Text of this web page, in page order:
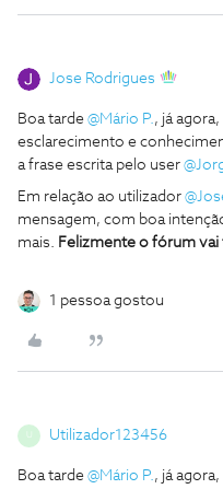
Jose Rodrigues
Boa tarde @Mário P., já
esclarecimento e
a frase escrita pelo user
Em relação ao utilizador
mensagem, com boa
mais. Felizmente o fórum
1 pessoa gostou
Utilizador123456
Boa tarde @Mário P., já